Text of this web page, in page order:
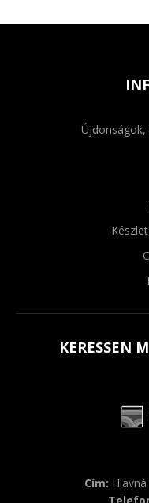
Újdonságok,
KERESSEN
Cím: